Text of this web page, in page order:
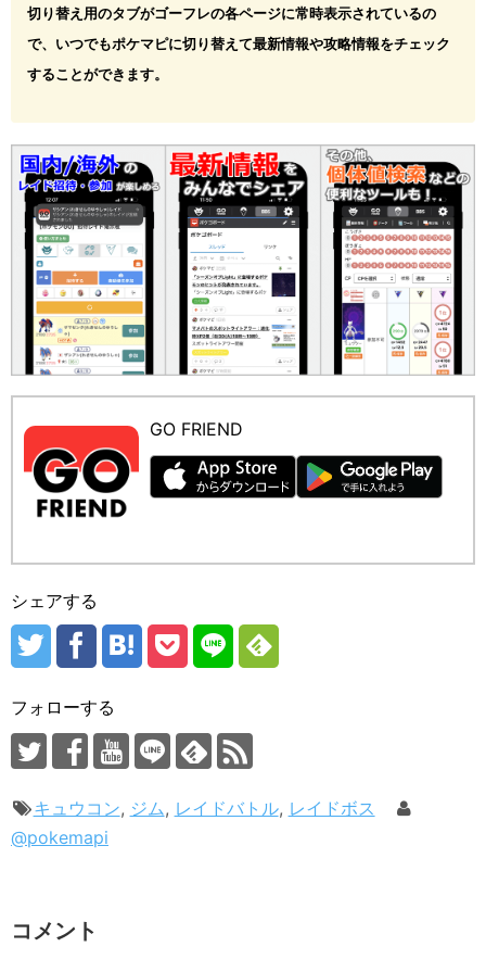
切り替え用のタブがゴーフレの各ページに常時表示されているの
で、いつでもポケマピに切り替えて最新情報や攻略情報をチェック
することができます。
GO FRIEND
シェアする
フォローする
キュウコン, ジム, レイドバトル, レイドボス
@pokemapi
コメント